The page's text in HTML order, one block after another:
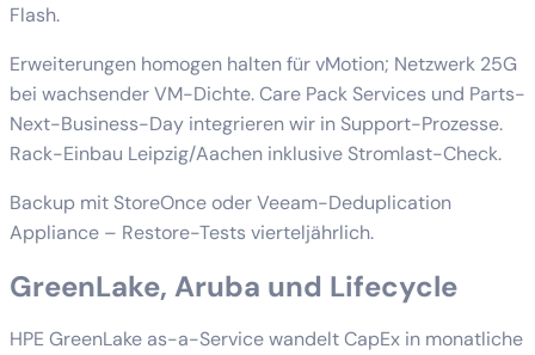
Flash.
Erweiterungen homogen halten für vMotion; Netzwerk 25G
bei wachsender VM-Dichte. Care Pack Services und Parts-
Next-Business-Day integrieren wir in Support-Prozesse.
Rack-Einbau Leipzig/Aachen inklusive Stromlast-Check.
Backup mit StoreOnce oder Veeam-Deduplication
Appliance – Restore-Tests vierteljährlich.
GreenLake, Aruba und Lifecycle
HPE GreenLake as-a-Service wandelt CapEx in monatliche